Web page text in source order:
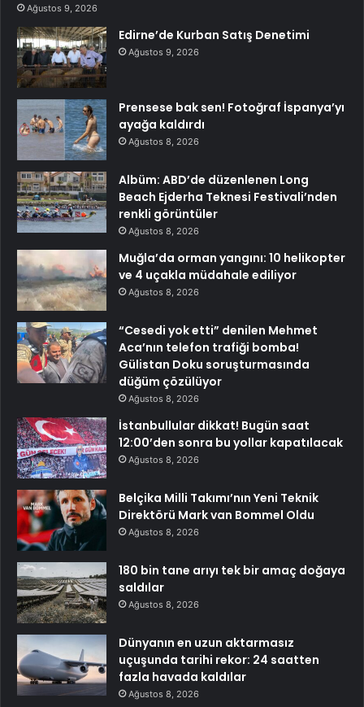
Ağustos 9, 2026
Edirne’de Kurban Satış Denetimi
Ağustos 9, 2026
Prensese bak sen! Fotoğraf İspanya’yı
ayağa kaldırdı
Ağustos 8, 2026
Albüm: ABD’de düzenlenen Long
Beach Ejderha Teknesi Festivali’nden
renkli görüntüler
Ağustos 8, 2026
Muğla’da orman yangını: 10 helikopter
ve 4 uçakla müdahale ediliyor
Ağustos 8, 2026
“Cesedi yok etti” denilen Mehmet
Aca’nın telefon trafiği bomba!
Gülistan Doku soruşturmasında
düğüm çözülüyor
Ağustos 8, 2026
İstanbullular dikkat! Bugün saat
12:00’den sonra bu yollar kapatılacak
Ağustos 8, 2026
Belçika Milli Takımı’nın Yeni Teknik
Direktörü Mark van Bommel Oldu
Ağustos 8, 2026
180 bin tane arıyı tek bir amaç doğaya
saldılar
Ağustos 8, 2026
Dünyanın en uzun aktarmasız
uçuşunda tarihi rekor: 24 saatten
fazla havada kaldılar
Ağustos 8, 2026